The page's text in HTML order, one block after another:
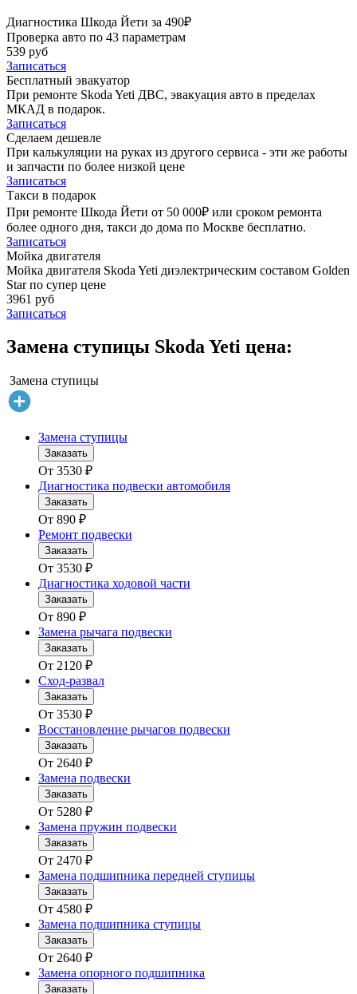
Диагностика Шкода Йети за 490₽
Проверка авто по 43 параметрам
539 руб
Записаться
Бесплатный эвакуатор
При ремонте Skoda Yeti ДВС, эвакуация авто в пределах
МКАД в подарок.
Записаться
Сделаем дешевле
При калькуляции на руках из другого сервиса - эти же работы
и запчасти по более низкой цене
Записаться
Такси в подарок
При ремонте Шкода Йети от 50 000₽ или сроком ремонта
более одного дня, такси до дома по Москве бесплатно.
Записаться
Мойка двигателя
Мойка двигателя Skoda Yeti диэлектрическим составом Golden
Star по супер цене
3961 руб
Записаться
Замена ступицы Skoda Yeti цена:
Замена ступицы
Замена ступицы
Заказать
От 3530 ₽
Диагностика подвески автомобиля
Заказать
От 890 ₽
Ремонт подвески
Заказать
От 3530 ₽
Диагностика ходовой части
Заказать
От 890 ₽
Замена рычага подвески
Заказать
От 2120 ₽
Сход-развал
Заказать
От 3530 ₽
Восстановление рычагов подвески
Заказать
От 2640 ₽
Замена подвески
Заказать
От 5280 ₽
Замена пружин подвески
Заказать
От 2470 ₽
Замена подшипника передней ступицы
Заказать
От 4580 ₽
Замена подшипника ступицы
Заказать
От 2640 ₽
Замена опорного подшипника
Заказать